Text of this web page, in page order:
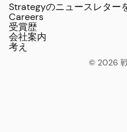
Strategyのニュースレター
Careers
受賞歴
会社案内
考え
© 2026